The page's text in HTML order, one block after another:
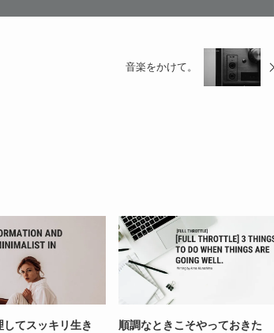
音楽をかけて。
してスッキリ生き
順調なときこそやっておきた